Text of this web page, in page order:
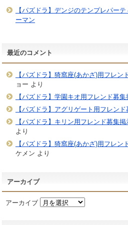
【パズドラ】デンジのテンプレパー
ーマン
最近のコメント
【パズドラ】猗窩座(あかざ)用フレン
ョー より
【パズドラ】学園キオ用フレンド募集
【パズドラ】アグリゲート用フレン
【パズドラ】キリン用フレンド募集
より
【パズドラ】猗窩座(あかざ)用フレン
ケメン より
アーカイブ
アーカイブ